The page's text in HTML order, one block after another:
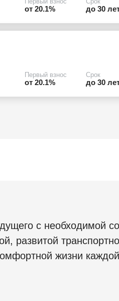
от 20.1% до 30
Первый взнос
от 20.1%
Срок
до 30
с необходимой
развитой
жизни